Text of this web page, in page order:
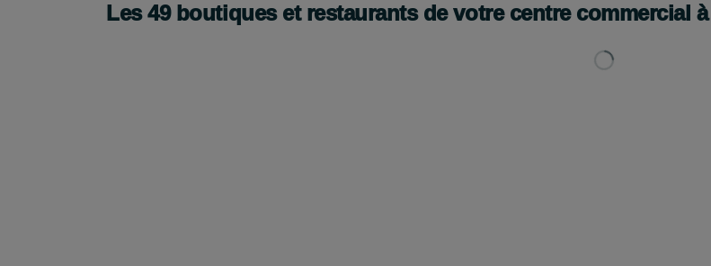
Les49boutiques et restaurants de votre centre commercial à